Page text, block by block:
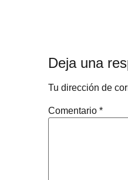
Deja una
Tu dirección de
Comentario *